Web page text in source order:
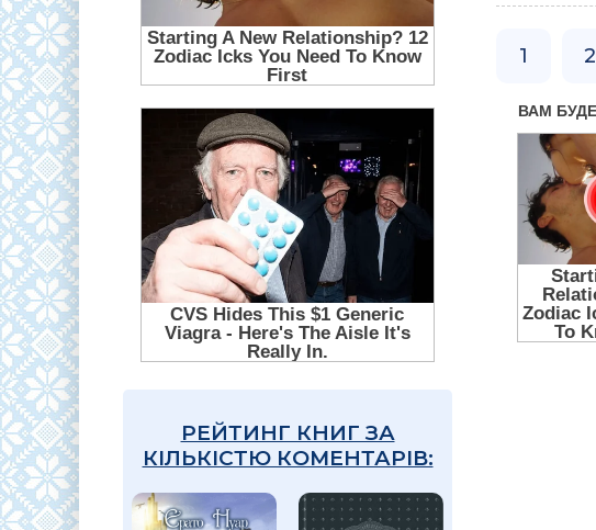
РЕЙТИНГ КНИГ ЗА
КІЛЬКІСТЮ КОМЕНТАРІВ:
1 2